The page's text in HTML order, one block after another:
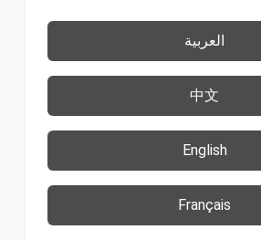
العربية
中文
English
Français